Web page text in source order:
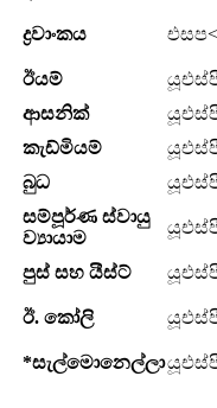
ද්‍රවාංකය
ඊයම්
ආසනික්
කැඩ්මියම්
බුධ
සම්පූර්ණ ස්වායු
ව්‍යායාම
පුස් සහ යීස්ට්
ඊ. කෝලි
*සැල්මොනෙල්ලා